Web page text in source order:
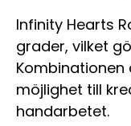
Infinity Hearts
grader, vilket
möjlighet till
handarbetet.